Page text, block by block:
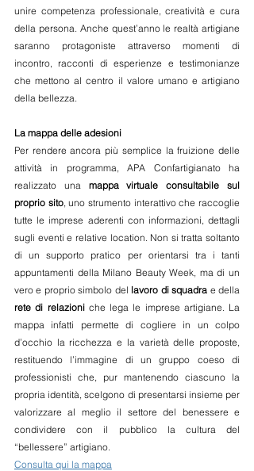
unire competenza professionale, creatività e cura
della persona. Anche quest’anno le realtà artigiane
saranno protagoniste attraverso momenti di
incontro, racconti di esperienze e testimonianze
che mettono al centro il valore umano e artigiano
della bellezza.
La mappa delle adesioni
Per rendere ancora più semplice la fruizione delle
attività in programma, APA Confartigianato ha
realizzato una mappa virtuale consultabile sul
proprio sito, uno strumento interattivo che raccoglie
tutte le imprese aderenti con informazioni, dettagli
sugli eventi e relative location. Non si tratta soltanto
di un supporto pratico per orientarsi tra i tanti
appuntamenti della Milano Beauty Week, ma di un
vero e proprio simbolo del lavoro di squadra
rete di relazioni che lega le imprese artigiane. La
mappa infatti permette di cogliere in un colpo
d’occhio la ricchezza e la varietà delle proposte,
restituendo l’immagine di un gruppo coeso di
professionisti che, pur mantenendo ciascuno la
propria identità, scelgono di presentarsi insieme per
valorizzare al meglio il settore del benessere e
condividere con il pubblico la cultura del
“bellessere” artigiano.
Consulta qui la mappa